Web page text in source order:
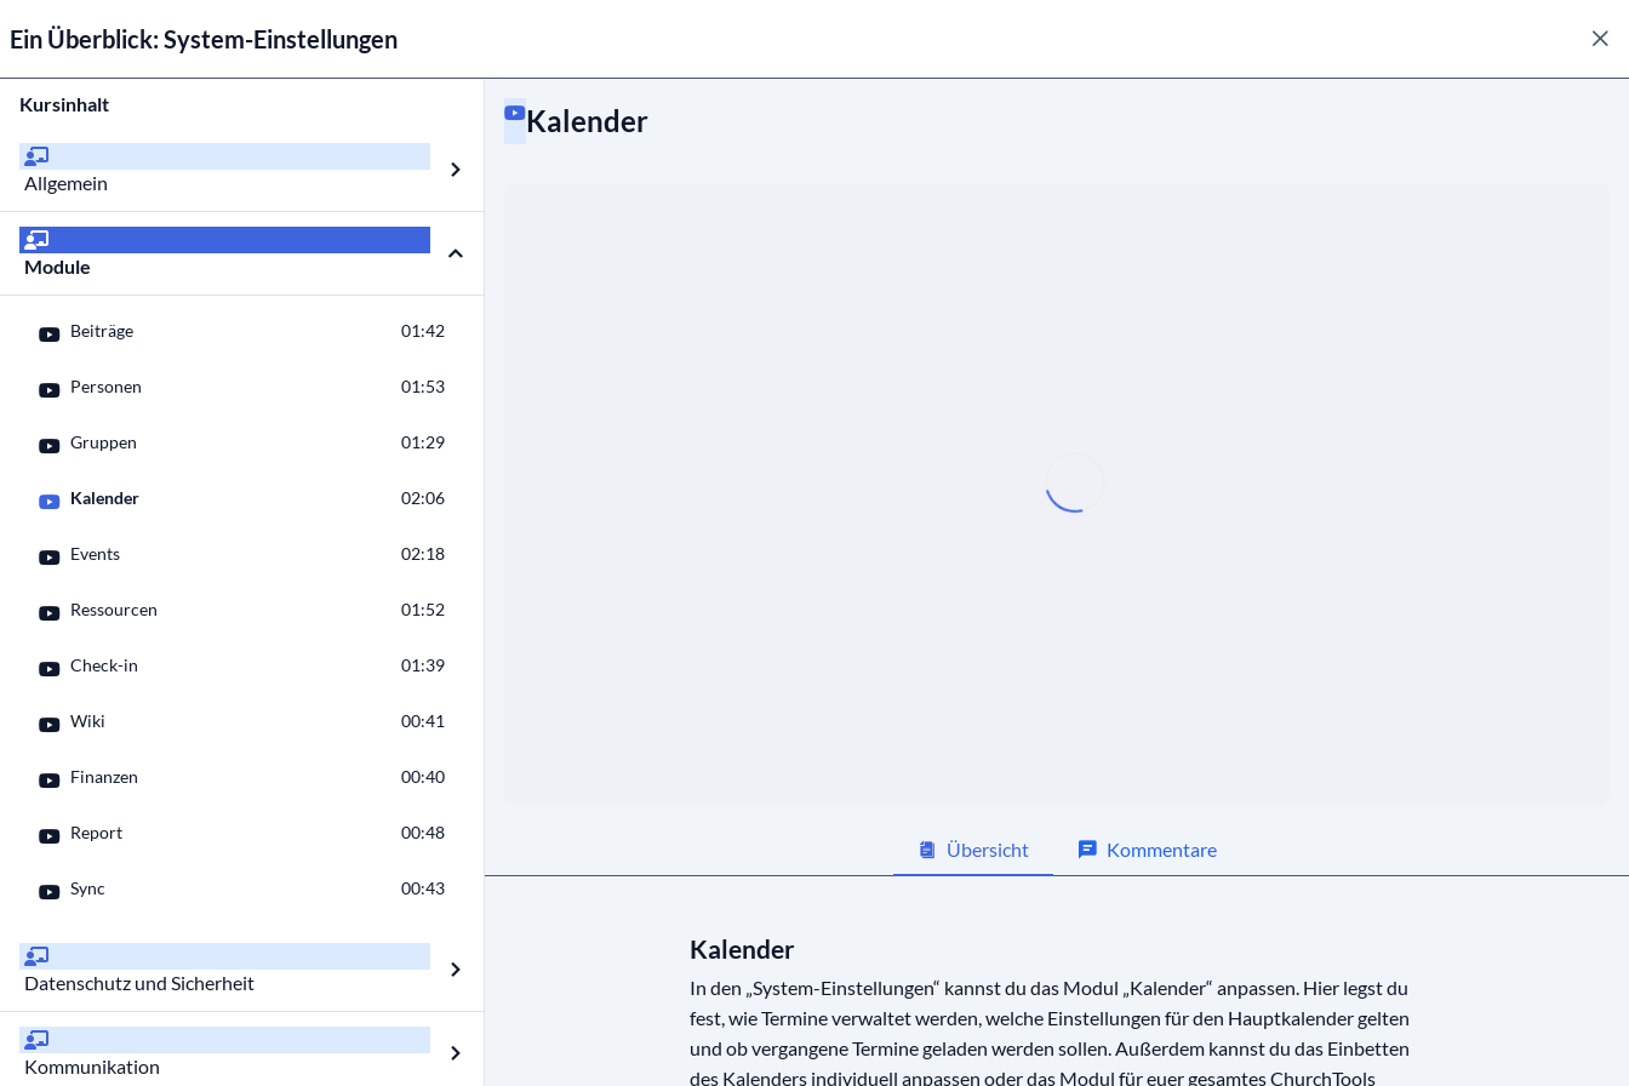
Ein Überblick: System-Einstellungen
Kursinhalt
Allgemein
Module
Beiträge 01:42
Personen 01:53
Gruppen 01:29
Kalender 02:06
Events 02:18
Ressourcen 01:52
Check-in 01:39
Wiki 00:41
Finanzen 00:40
Report 00:48
Sync 00:43
Datenschutz und Sicherheit
Kommunikation
Kalender
Übersicht Kommentare
Kalender
In den „System-Einstellungen“ kannst du das Modul „Kalender“ anpassen. Hier legst du
fest, wie Termine verwaltet werden, welche Einstellungen für den Hauptkalender gelten
und ob vergangene Termine geladen werden sollen. Außerdem kannst du das Einbetten
des Kalenders individuell anpassen oder das Modul für euer gesamtes ChurchTools